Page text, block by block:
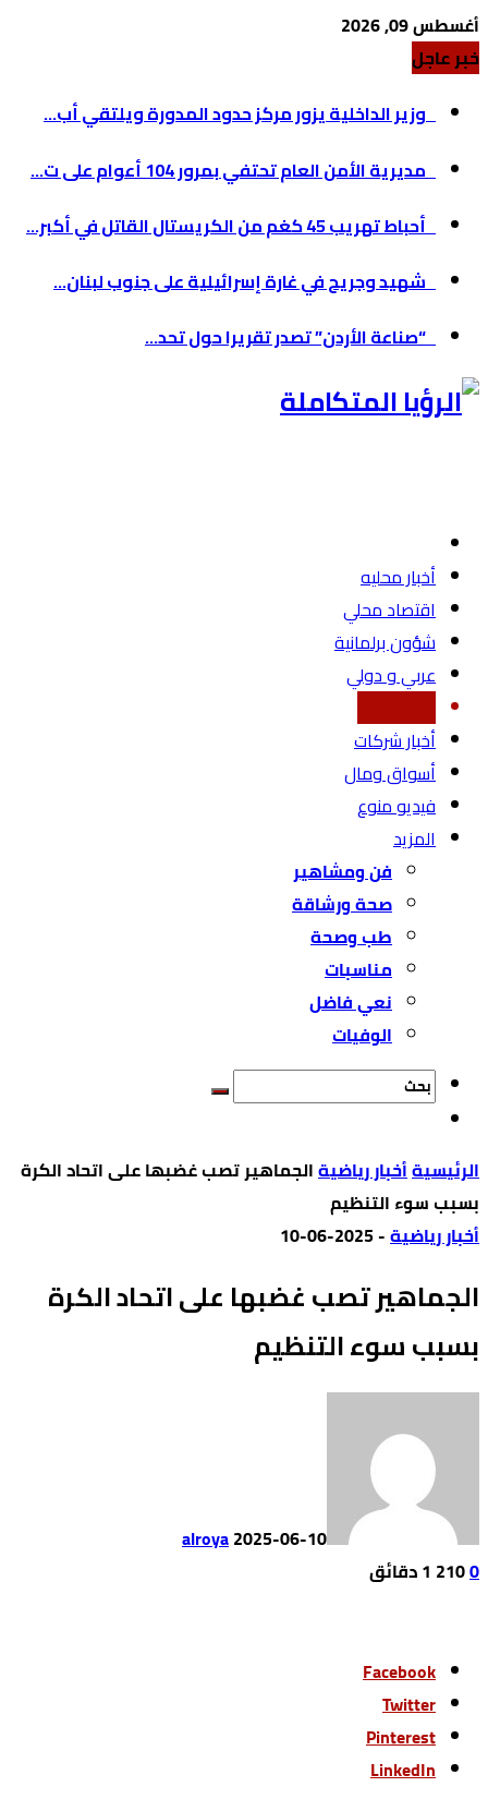
أغسطس 09, 2026
خبر عاجل
وزير الداخلية يزور مركز حدود المدورة ويلتقي أب...
مديرية الأمن العام تحتفي بمرور 104 أعوام على ت...
أحباط تهريب 45 كغم من الكريستال القاتل في أكبر...
شهيد وجريح في غارة إسرائيلية على جنوب لبنان...
“صناعة الأردن” تصدر تقريرا حول تحد...
أخبار محليه
اقتصاد محلي
شؤون برلمانية
عربي و دولي
أخبار شركات
أسواق ومال
فيديو منوع
المزيد
فن ومشاهير
صحة ورشاقة
طب وصحة
مناسبات
نعي فاضل
الوفيات
‫الرئيسية‬أخبار رياضيةالجماهير تصب غضبها على اتحاد الكرة
بسبب سوء التنظيم
أخبار رياضية-
2025-06-10
الجماهير تصب غضبها على اتحاد الكرة
بسبب سوء التنظيم
alroya2025-06-10
0
210 1 ‫دقائق‬
Facebook
Twitter
Pinterest
LinkedIn